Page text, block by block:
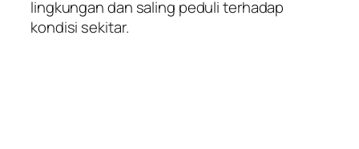
lingkungan dan saling peduli terhadap
kondisi sekitar.